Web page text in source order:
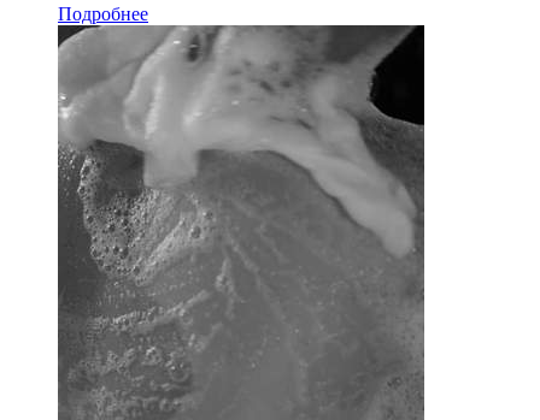
Подробнее